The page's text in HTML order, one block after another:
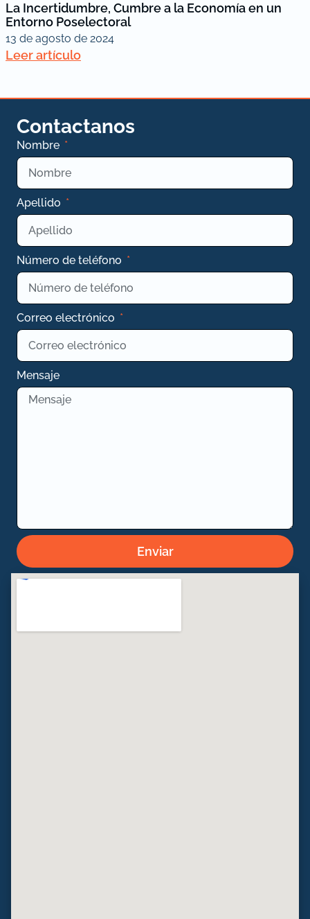
La Incertidumbre, Cumbre a la Economía en un
Entorno Poselectoral
13 de agosto de 2024
Leer artículo
Contactanos
Nombre
Apellido
Número de teléfono
Correo electrónico
Mensaje
Enviar